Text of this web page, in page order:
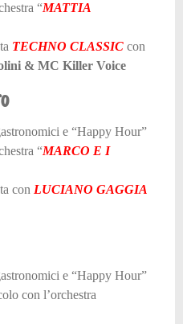
“MATTIA
TECHNO CLASSIC con
& MC Killer Voice
e “Happy Hour”
“MARCO E I
con LUCIANO GAGGIA
e “Happy Hour”
con l’orchestra